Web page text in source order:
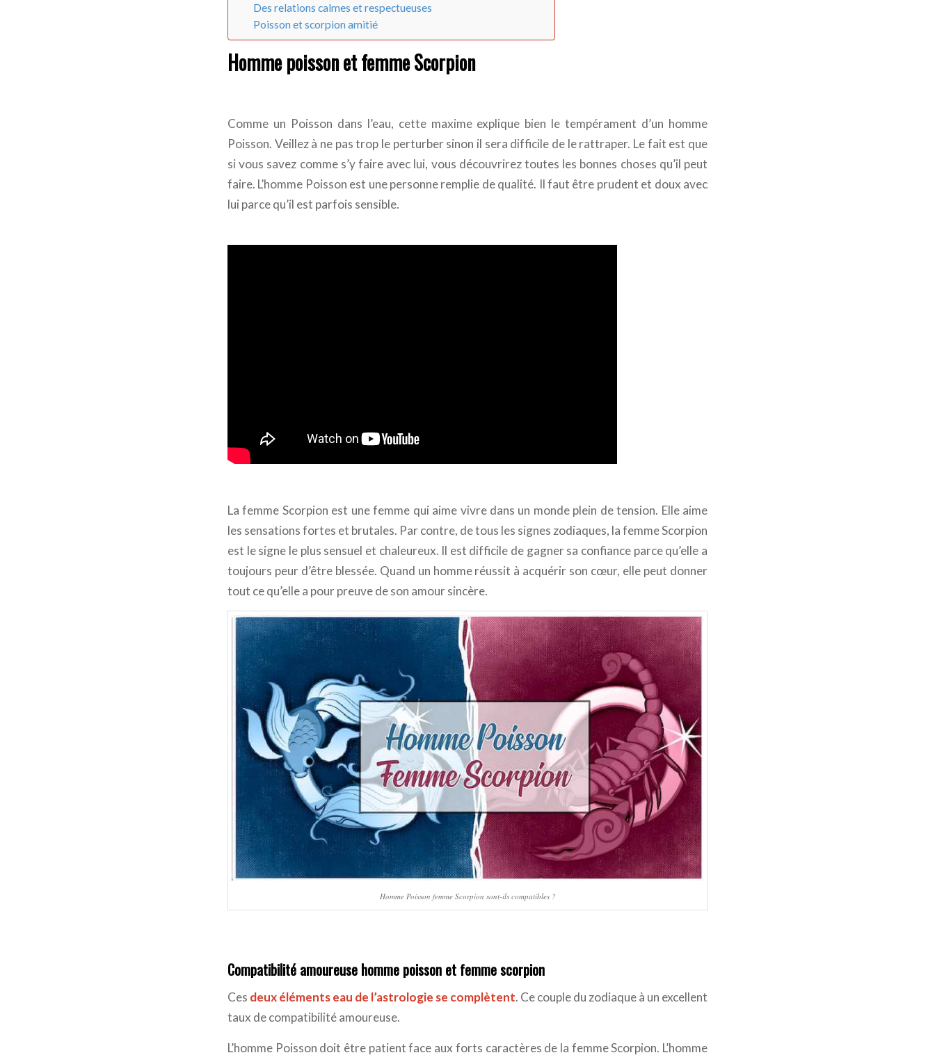
Des relations calmes et respectueuses
Poisson et scorpion amitié
Homme poisson et femme Scorpion
Comme un Poisson dans l’eau, cette maxime explique bien le tempérament d’un homme
Poisson. Veillez à ne pas trop le perturber sinon il sera difficile de le rattraper. Le fait est que
si vous savez comme s’y faire avec lui, vous découvrirez toutes les bonnes choses qu’il peut
faire. L’homme Poisson est une personne remplie de qualité. Il faut être prudent et doux avec
lui parce qu’il est parfois sensible.
La femme Scorpion est une femme qui aime vivre dans un monde plein de tension. Elle aime
les sensations fortes et brutales. Par contre, de tous les signes zodiaques, la femme Scorpion
est le signe le plus sensuel et chaleureux. Il est difficile de gagner sa confiance parce qu’elle a
toujours peur d’être blessée. Quand un homme réussit à acquérir son cœur, elle peut donner
tout ce qu’elle a pour preuve de son amour sincère.
Homme Poisson femme Scorpion sont-ils compatibles ?
Compatibilité amoureuse homme poisson et femme scorpion
Ces deux éléments eau de l’astrologie se complètent. Ce couple du zodiaque à un excellent
taux de compatibilité amoureuse.
L’homme Poisson doit être patient face aux forts caractères de la femme Scorpion. L’homme